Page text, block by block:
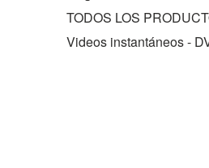
TODOS LOS
Videos instantáneos -